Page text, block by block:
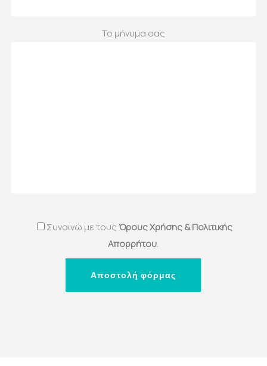
Το μήνυμα σας
Συναινώ με τουςΌρους Χρήσης & Πολιτικής
Απορρήτου.